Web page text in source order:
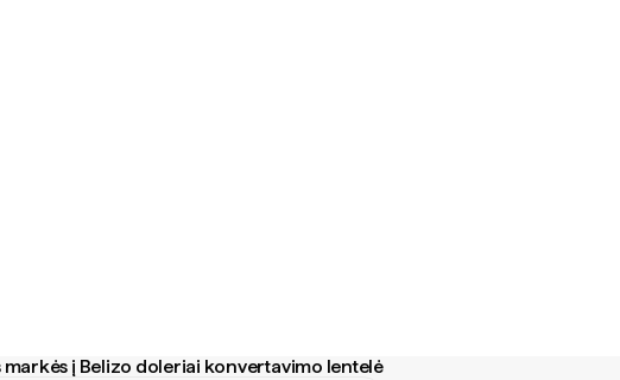
į Belizo doleriai konvertavimo lentelė